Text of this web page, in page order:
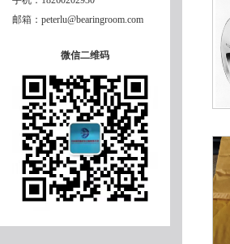
邮箱：peterlu@bearingroom.com
微信二维码